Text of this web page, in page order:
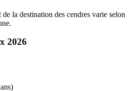
la destination des cendres varie selon
2026